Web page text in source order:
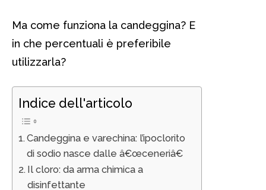
Ma come funziona la candeggina? E
in che percentuali è preferibile
utilizzarla?
Indice dell'articolo
Candeggina e varechina: l’ipoclorito
di sodio nasce dalle â€œceneriâ€
Il cloro: da arma chimica a
disinfettante